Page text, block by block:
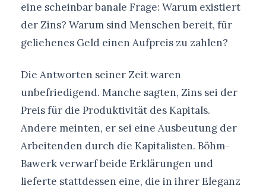
eine scheinbar banale Frage: Warum existiert
der Zins? Warum sind Menschen bereit, für
geliehenes Geld einen Aufpreis zu zahlen?
Die Antworten seiner Zeit waren
unbefriedigend. Manche sagten, Zins sei der
Preis für die Produktivität des Kapitals.
Andere meinten, er sei eine Ausbeutung der
Arbeitenden durch die Kapitalisten. Böhm-
Bawerk verwarf beide Erklärungen und
lieferte stattdessen eine, die in ihrer Eleganz